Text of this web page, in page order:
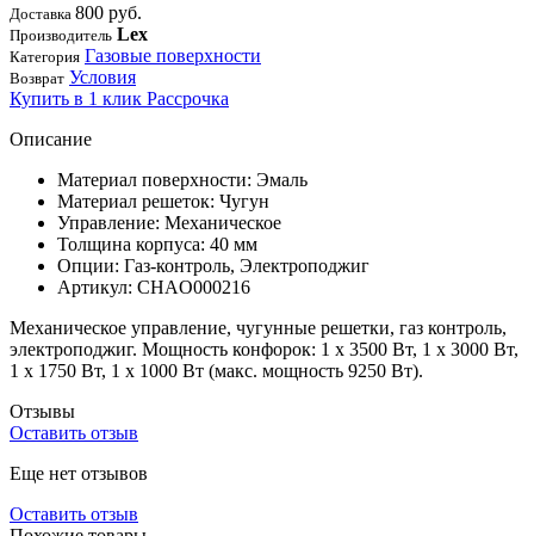
Доставка 800 руб.
Производитель Lex
Категория Газовые поверхности
Возврат Условия
Купить в 1 клик Рассрочка
Описание
Материал поверхности: Эмаль
Материал решеток: Чугун
Управление: Механическое
Толщина корпуса: 40 мм
Опции: Газ-контроль, Электроподжиг
Артикул: CHAO000216
Механическое управление, чугунные решетки, газ контроль,
электроподжиг. Мощность конфорок: 1 х 3500 Вт, 1 х 3000 Вт,
1 х 1750 Вт, 1 х 1000 Вт (макс. мощность 9250 Вт).
Отзывы
Оставить отзыв
Еще нет отзывов
Оставить отзыв